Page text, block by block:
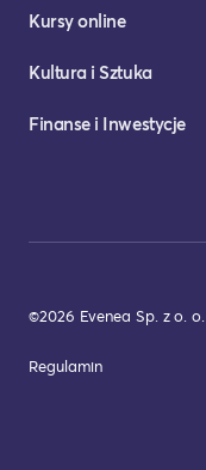
Kursy online
Kultura i Sztuka
Finanse i Inwestycje
©2026 Evenea Sp. z o. o.
Regulamin